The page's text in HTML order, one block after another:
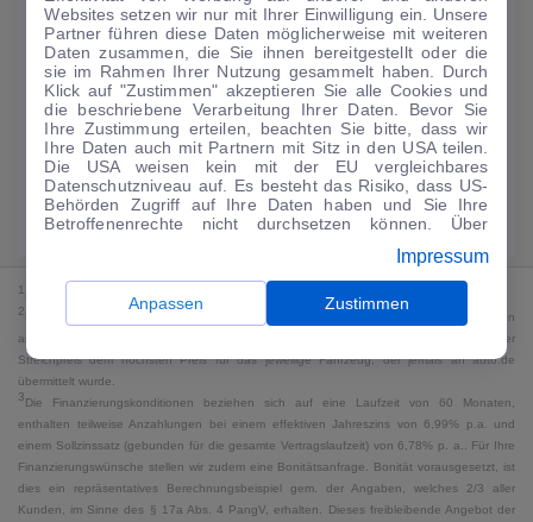
188€/mtl.
Guter Preis4
0 € Anzahlung ·60 Monate ·Finanzierungs-Details
Angebot anfragen Rate anpassen
Kraftstoffverbrauch komb. 18 l/100 km · CO₂-Emissionen komb. 0 g/km ·
CO₂-Klasse G · WLTP*
1
2 Bei dem Streichpreis handelt es sich für Neufahrzeuge und junge Gebrauchte um den
an auto.de übermittelten Listenpreis. Für alle anderen Fahrzeuge entspricht der
Streichpreis dem höchsten Preis für das jeweilige Fahrzeug, der jemals an auto.de
übermittelt wurde.
3Die Finanzierungskonditionen beziehen sich auf eine Laufzeit von 60 Monaten,
enthalten teilweise Anzahlungen bei einem effektiven Jahreszins von 6,99% p.a. und
einem Sollzinssatz (gebunden für die gesamte Vertragslaufzeit) von 6,78% p. a.. Für Ihre
Finanzierungswünsche stellen wir zudem eine Bonitätsanfrage. Bonität vorausgesetzt, ist
dies ein repräsentatives Berechnungsbeispiel gem. der Angaben, welches 2/3 aller
Kunden, im Sinne des § 17a Abs. 4 PangV, erhalten. Dieses freibleibende Angebot der
Websites setzen wir nur mit Ihrer Einwilligung ein. Unsere
Partner führen diese Daten möglicherweise mit weiteren
Daten zusammen, die Sie ihnen bereitgestellt oder die
sie im Rahmen Ihrer Nutzung gesammelt haben. Durch
Klick auf "Zustimmen" akzeptieren Sie alle Cookies und
die beschriebene Verarbeitung Ihrer Daten. Bevor Sie
Ihre Zustimmung erteilen, beachten Sie bitte, dass wir
Ihre Daten auch mit Partnern mit Sitz in den USA teilen.
Die USA weisen kein mit der EU vergleichbares
Datenschutzniveau auf. Es besteht das Risiko, dass US-
Behörden Zugriff auf Ihre Daten haben und Sie Ihre
Betroffenenrechte nicht durchsetzen können. Über
anpassen. Dies ist auch später jederzeit im Bereich
Cookie-Richtliniemöglich. Weitere Informationen finden
Sie in unsererDatenschutzerklärung .
Impressum
Anpassen Zustimmen